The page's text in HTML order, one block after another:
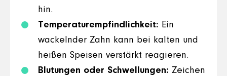
hin.
Temperaturempfindlichkeit: Ein
wackelnder Zahn kann bei kalten und
heißen Speisen verstärkt reagieren.
Blutungen oder Schwellungen: Zeichen